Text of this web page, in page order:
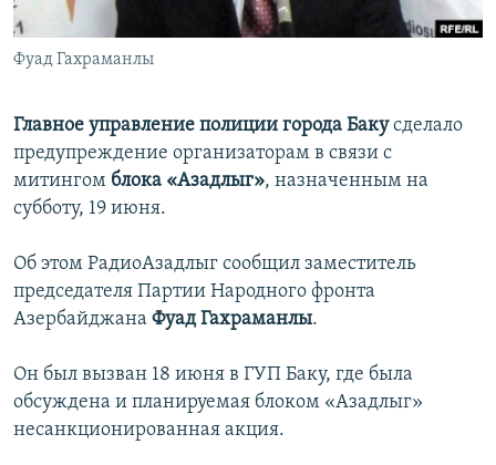
İNFOQRAFIKA
KARIKATURA
AZƏRBAYCAN ƏDƏBIYYATI KITABXANASI
İSLAM VƏ DEMOKRATIYA
MISSIYAMIZ
PEŞƏ ETIKASI VƏ JURNALISTIKA STANDARTLARIMIZ
AZADLIQRADIOSU MOBIL TELEFONUNUZDA
BIZIMLƏ ƏLAQƏ
XƏBƏR BÜLLETENLƏRIMIZ
BIZI IZLƏ
RFE/RL-in bütün saytları
Фуад Гахраманлы
Главное управление полиции города Бакусделало
предупреждение организаторам в связи с
митингом блока «Азадлыг», назначенным на
субботу, 19 июня.
Об этом РадиоАзадлыг сообщил заместитель
председателя Партии Народного фронта
Азербайджана Фуад Гахраманлы.
Он был вызван 18 июня в ГУП Баку, где была
обсуждена и планируемая блоком «Азадлыг»
несанкционированная акция.